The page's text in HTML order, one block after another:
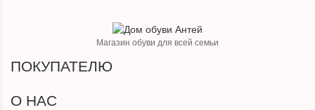
Магазин обуви для всей семьи
ПОКУПАТЕЛЮ
О НАС